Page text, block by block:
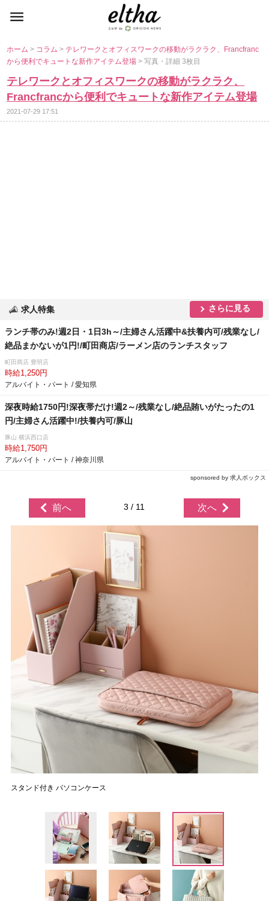
ホーム> コラム> テレワークとオフィスワークの移動がラクラク、Francfranc
から便利でキュートな新作アイテム登場> 写真・詳細 3枚目
テレワークとオフィスワークの移動がラクラク、
Francfrancから便利でキュートな新作アイテム登場
2021-07-29 17:51
求人特集 さらに見る
ランチ帯のみ!週2日・1日3h～/主婦さん活躍中&扶養内可/残業なし/
絶品まかないが1円!/町田商店/ラーメン店のランチスタッフ
町田商店 豊明店
時給1,250円
アルバイト・パート / 愛知県
深夜時給1750円!深夜帯だけ!週2～/残業なし/絶品賄いがたったの1
円/主婦さん活躍中!/扶養内可/豚山
豚山 横浜西口店
時給1,750円
アルバイト・パート / 神奈川県
sponsored by 求人ボックス
前へ 3 / 11 次へ
スタンド付き パソコンケース